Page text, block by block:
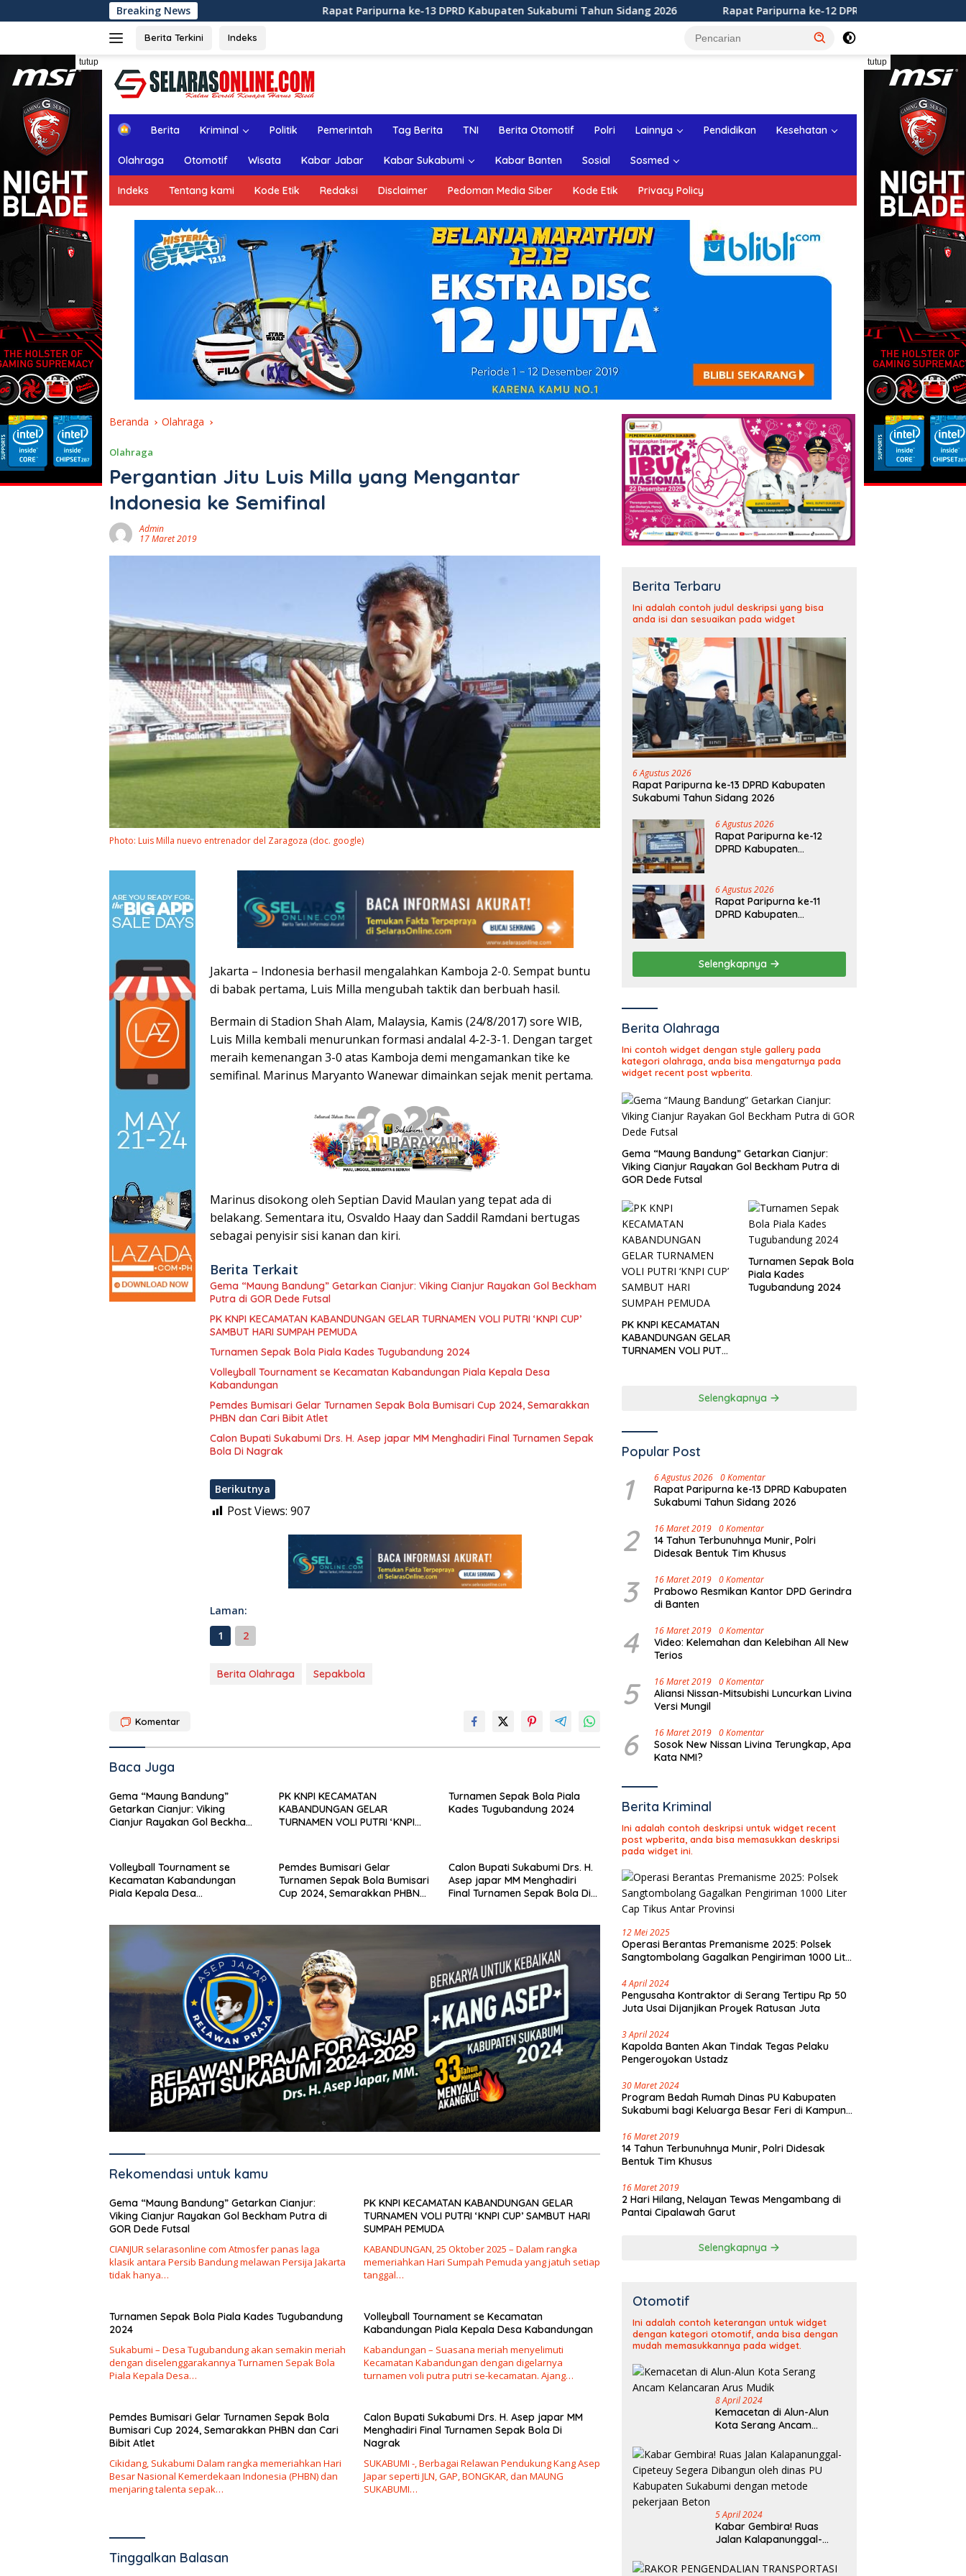
ke
Breaking News Rapat Paripurna ke-13 DPRD Kabupaten Sukabumi Tahun Sidang 2026 Rapat Paripurna ke-12 DPRD Kabupaten Sukabumi Tahun Sidang
Berita Terkini Indeks
tutup tutup
H
m
e
Berita Kriminal Politik Pemerintah Tag Berita TNI Berita Otomotif Polri Lainnya Pendidikan Kesehatan
Olahraga Otomotif Wisata Kabar Jabar Kabar Sukabumi Kabar Banten Sosial Sosmed
Indeks Tentang kami Kode Etik Redaksi Disclaimer Pedoman Media Siber Kode Etik Privacy Policy
Beranda Olahraga
Olahraga
Pergantian Jitu Luis Milla yang Mengantar
Indonesia ke Semifinal
Admin
17 Maret 2019
Photo: Luis Milla nuevo entrenador del Zaragoza (doc. google)
Jakarta – Indonesia berhasil mengalahkan Kamboja 2-0. Sempat buntu
di babak pertama, Luis Milla mengubah taktik dan berbuah hasil.
Bermain di Stadion Shah Alam, Malaysia, Kamis (24/8/2017) sore WIB,
Luis Milla kembali menurunkan formasi andalal 4-2-3-1. Dengan target
meraih kemenangan 3-0 atas Kamboja demi mengamankan tike ke
semifinal. Marinus Maryanto Wanewar dimainkan sejak menit pertama.
Marinus disokong oleh Septian David Maulan yang tepat ada di
belakang. Sementara itu, Osvaldo Haay dan Saddil Ramdani bertugas
sebagai penyisir sisi kanan dan kiri.
Berita Terkait
Gema “Maung Bandung” Getarkan Cianjur: Viking Cianjur Rayakan Gol Beckham
Putra di GOR Dede Futsal
PK KNPI KECAMATAN KABANDUNGAN GELAR TURNAMEN VOLI PUTRI ‘KNPI CUP’
SAMBUT HARI SUMPAH PEMUDA
Turnamen Sepak Bola Piala Kades Tugubandung 2024
Volleyball Tournament se Kecamatan Kabandungan Piala Kepala Desa
Kabandungan
Pemdes Bumisari Gelar Turnamen Sepak Bola Bumisari Cup 2024, Semarakkan
PHBN dan Cari Bibit Atlet
Calon Bupati Sukabumi Drs. H. Asep japar MM Menghadiri Final Turnamen Sepak
Bola Di Nagrak
Berikutnya
Post Views: 907
Laman:
1
2
Berita Olahraga Sepakbola
Komentar
Baca Juga
Gema “Maung Bandung”
Getarkan Cianjur: Viking
Cianjur Rayakan Gol Beckham
PK KNPI KECAMATAN
KABANDUNGAN GELAR
TURNAMEN VOLI PUTRI ‘KNPI
Turnamen Sepak Bola Piala
Kades Tugubandung 2024
Volleyball Tournament se
Kecamatan Kabandungan
Piala Kepala Desa
Pemdes Bumisari Gelar
Turnamen Sepak Bola Bumisari
Cup 2024, Semarakkan PHBN
Calon Bupati Sukabumi Drs. H.
Asep japar MM Menghadiri
Final Turnamen Sepak Bola Di
Rekomendasi untuk kamu
Gema “Maung Bandung” Getarkan Cianjur:
Viking Cianjur Rayakan Gol Beckham Putra di
GOR Dede Futsal
CIANJUR selarasonline com Atmosfer panas laga
klasik antara Persib Bandung melawan Persija Jakarta
tidak hanya…
PK KNPI KECAMATAN KABANDUNGAN GELAR
TURNAMEN VOLI PUTRI ‘KNPI CUP’ SAMBUT HARI
SUMPAH PEMUDA
KABANDUNGAN, 25 Oktober 2025 – Dalam rangka
memeriahkan Hari Sumpah Pemuda yang jatuh setiap
tanggal…
Turnamen Sepak Bola Piala Kades Tugubandung
2024
Sukabumi – Desa Tugubandung akan semakin meriah
dengan diselenggarakannya Turnamen Sepak Bola
Piala Kepala Desa…
Volleyball Tournament se Kecamatan
Kabandungan Piala Kepala Desa Kabandungan
Kabandungan – Suasana meriah menyelimuti
Kecamatan Kabandungan dengan digelarnya
turnamen voli putra putri se-kecamatan. Ajang…
Pemdes Bumisari Gelar Turnamen Sepak Bola
Bumisari Cup 2024, Semarakkan PHBN dan Cari
Bibit Atlet
Cikidang, Sukabumi Dalam rangka memeriahkan Hari
Besar Nasional Kemerdekaan Indonesia (PHBN) dan
menjaring talenta sepak…
Calon Bupati Sukabumi Drs. H. Asep japar MM
Menghadiri Final Turnamen Sepak Bola Di
Nagrak
SUKABUMI -, Berbagai Relawan Pendukung Kang Asep
Japar seperti JLN, GAP, BONGKAR, dan MAUNG
SUKABUMI…
Tinggalkan Balasan
Berita Terbaru
Ini adalah contoh judul deskripsi yang bisa
anda isi dan sesuaikan pada widget
6 Agustus 2026
Rapat Paripurna ke-13 DPRD Kabupaten
Sukabumi Tahun Sidang 2026
6 Agustus 2026
Rapat Paripurna ke-12
DPRD Kabupaten
6 Agustus 2026
Rapat Paripurna ke-11
DPRD Kabupaten
Selengkapnya
Berita Olahraga
Ini contoh widget dengan style gallery pada
kategori olahraga, anda bisa mengaturnya pada
widget recent post wpberita.
Gema “Maung Bandung” Getarkan Cianjur:
Viking Cianjur Rayakan Gol Beckham Putra di
GOR Dede Futsal
PK KNPI KECAMATAN
KABANDUNGAN GELAR
TURNAMEN VOLI PUTRI
Turnamen Sepak Bola
Piala Kades
Tugubandung 2024
Selengkapnya
Popular Post
1 6 Agustus 2026 0 Komentar
Rapat Paripurna ke-13 DPRD Kabupaten
Sukabumi Tahun Sidang 2026
2 16 Maret 2019 0 Komentar
14 Tahun Terbunuhnya Munir, Polri
Didesak Bentuk Tim Khusus
3 16 Maret 2019 0 Komentar
Prabowo Resmikan Kantor DPD Gerindra
di Banten
4 16 Maret 2019 0 Komentar
Video: Kelemahan dan Kelebihan All New
Terios
5 16 Maret 2019 0 Komentar
Aliansi Nissan-Mitsubishi Luncurkan Livina
Versi Mungil
6 16 Maret 2019 0 Komentar
Sosok New Nissan Livina Terungkap, Apa
Kata NMI?
Berita Kriminal
Ini adalah contoh deskripsi untuk widget recent
post wpberita, anda bisa memasukkan deskripsi
pada widget ini.
12 Mei 2025
Operasi Berantas Premanisme 2025: Polsek
Sangtombolang Gagalkan Pengiriman 1000 Liter
4 April 2024
Pengusaha Kontraktor di Serang Tertipu Rp 50
Juta Usai Dijanjikan Proyek Ratusan Juta
3 April 2024
Kapolda Banten Akan Tindak Tegas Pelaku
Pengeroyokan Ustadz
30 Maret 2024
Program Bedah Rumah Dinas PU Kabupaten
Sukabumi bagi Keluarga Besar Feri di Kampung
16 Maret 2019
14 Tahun Terbunuhnya Munir, Polri Didesak
Bentuk Tim Khusus
16 Maret 2019
2 Hari Hilang, Nelayan Tewas Mengambang di
Pantai Cipalawah Garut
Selengkapnya
Otomotif
Ini adalah contoh keterangan untuk widget
dengan kategori otomotif, anda bisa dengan
mudah memasukkannya pada widget.
8 April 2024
Kemacetan di Alun-Alun
Kota Serang Ancam
5 April 2024
Kabar Gembira! Ruas
Jalan Kalapanunggal-
oleh dinas PU Kabupaten